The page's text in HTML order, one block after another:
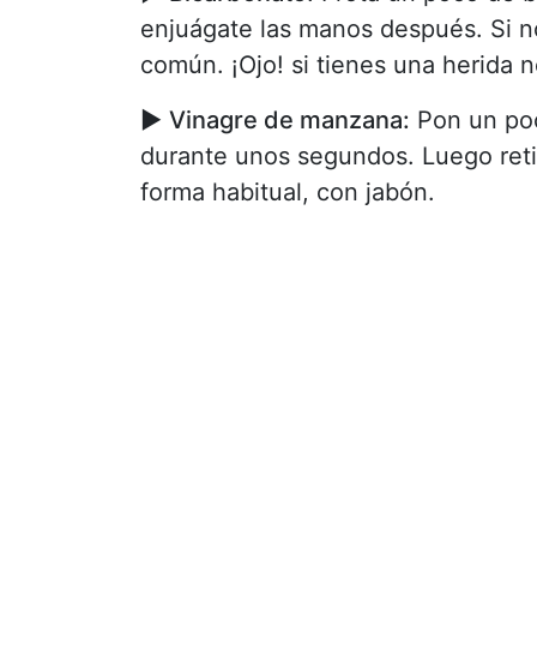
enjuágate las manos después. Si
común. ¡Ojo! si tienes una herida
► Vinagre de manzana: Pon un
durante unos segundos. Luego
forma habitual, con jabón.